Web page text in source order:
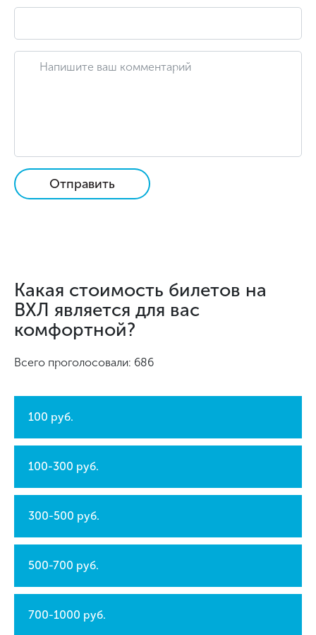
Отправить
Какая стоимость билетов на
ВХЛ является для вас
комфортной?
Всего проголосовали: 686
100 руб.
100-300 руб.
300-500 руб.
500-700 руб.
700-1000 руб.